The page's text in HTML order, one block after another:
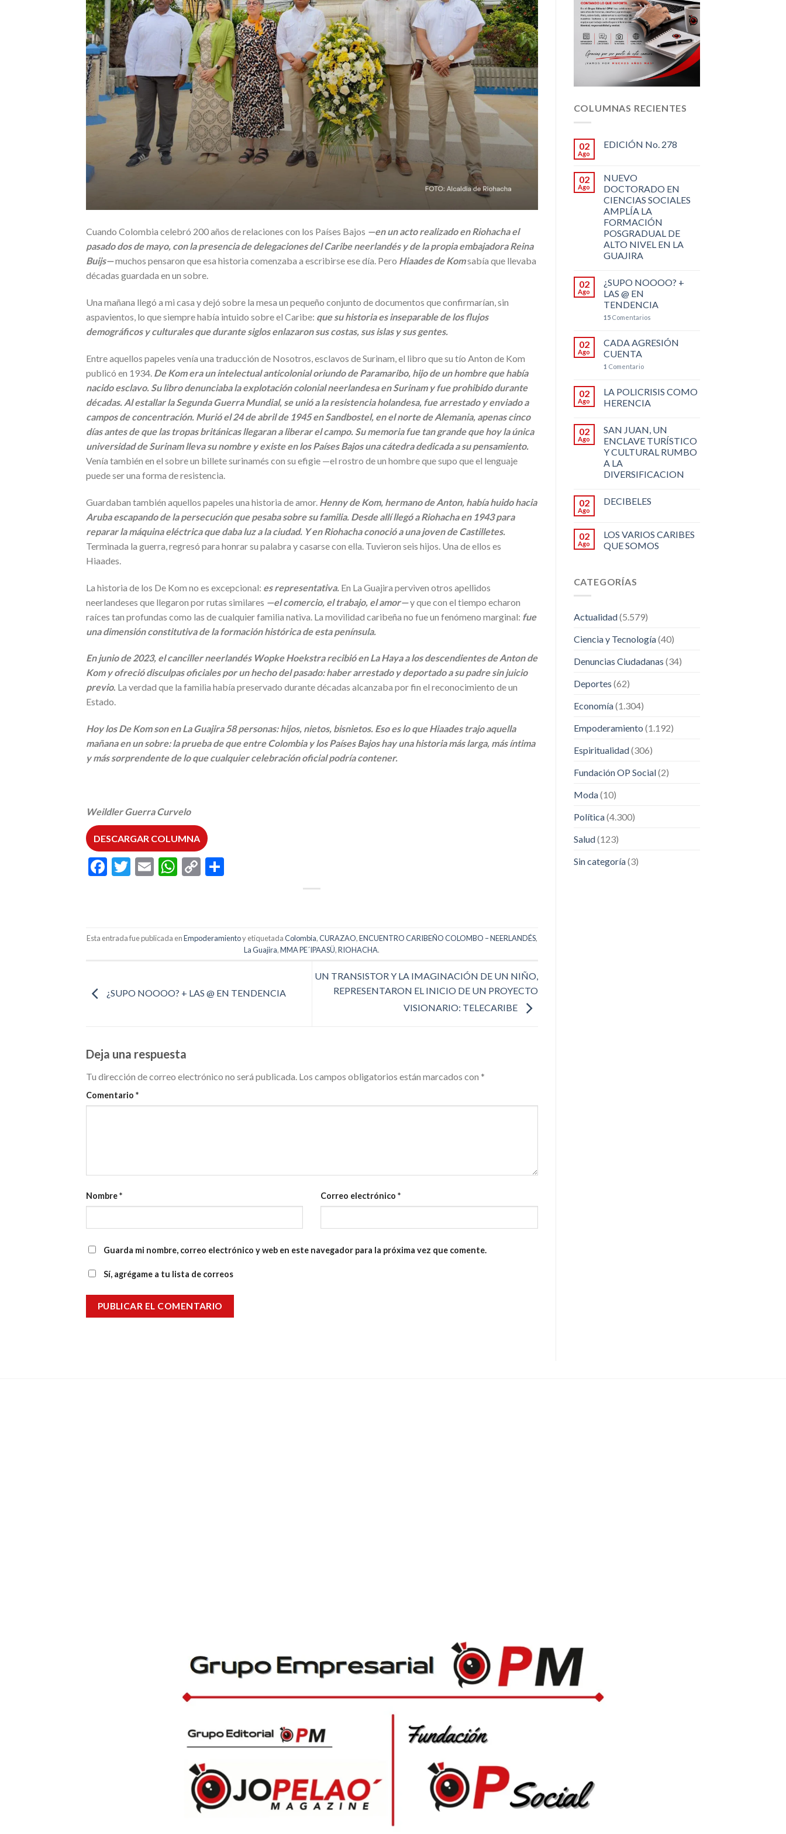
Cuando Colombia celebró 200 años de relaciones con los Países Bajos —en un acto realizado en Riohacha el
pasado dos de mayo, con la presencia de delegaciones del Caribe neerlandés y de la propia embajadora Reina
Buijs—muchos pensaron que esa historia comenzaba a escribirse ese día. Pero Hiaades de Komsabía que llevaba
décadas guardada en un sobre.
Una mañana llegó a mi casa y dejó sobre la mesa un pequeño conjunto de documentos que confirmarían, sin
aspavientos, lo que siempre había intuido sobre el Caribe: que su historia es inseparable de los flujos
demográficos y culturales que durante siglos enlazaron sus costas, sus islas y sus gentes.
Entre aquellos papeles venía una traducción de Nosotros, esclavos de Surinam, el libro que su tío Anton de Kom
publicó en 1934. De Kom era un intelectual anticolonial oriundo de Paramaribo, hijo de un hombre que había
nacido esclavo. Su libro denunciaba la explotación colonial neerlandesa en Surinam y fue prohibido durante
décadas. Al estallar la Segunda Guerra Mundial, se unió a la resistencia holandesa, fue arrestado y enviado a
campos de concentración. Murió el 24 de abril de 1945 en Sandbostel, en el norte de Alemania, apenas cinco
días antes de que las tropas británicas llegaran a liberar el campo. Su memoria fue tan grande que hoy la única
universidad de Surinam lleva su nombre y existe en los Países Bajos una cátedra dedicada a su pensamiento.
Venía también en el sobre un billete surinamés con su efigie —el rostro de un hombre que supo que el lenguaje
puede ser una forma de resistencia.
Guardaban también aquellos papeles una historia de amor. Henny de Kom, hermano de Anton, había huido hacia
Aruba escapando de la persecución que pesaba sobre su familia. Desde allí llegó a Riohacha en 1943 para
reparar la máquina eléctrica que daba luz a la ciudad. Y en Riohacha conoció a una joven de Castilletes.
Terminada la guerra, regresó para honrar su palabra y casarse con ella. Tuvieron seis hijos. Una de ellos es
Hiaades.
La historia de los De Kom no es excepcional: es representativa. En La Guajira perviven otros apellidos
neerlandeses que llegaron por rutas similares —el comercio, el trabajo, el amor—y que con el tiempo echaron
raíces tan profundas como las de cualquier familia nativa. La movilidad caribeña no fue un fenómeno marginal: fue
una dimensión constitutiva de la formación histórica de esta península.
En junio de 2023, el canciller neerlandés Wopke Hoekstra recibió en La Haya a los descendientes de Anton de
Kom y ofreció disculpas oficiales por un hecho del pasado: haber arrestado y deportado a su padre sin juicio
previo. La verdad que la familia había preservado durante décadas alcanzaba por fin el reconocimiento de un
Estado.
Hoy los De Kom son en La Guajira 58 personas: hijos, nietos, bisnietos. Eso es lo que Hiaades trajo aquella
mañana en un sobre: la prueba de que entre Colombia y los Países Bajos hay una historia más larga, más íntima
y más sorprendente de lo que cualquier celebración oficial podría contener.
Weildler Guerra Curvelo
DESCARGAR COLUMNA
Facebook
Twitter
EmailWhatsApp
Copy
Esta entrada fue publicada enEmpoderamientoy etiquetadaColombia,CURAZAO,ENCUENTRO CARIBEÑO COLOMBO – NEERLANDÉS,
La Guajira,MMA PE´IPAASÜ,RIOHACHA.
¿SUPO NOOOO? + LAS @ EN TENDENCIA
UN TRANSISTOR Y LA IMAGINACIÓN DE UN NIÑO,
REPRESENTARON EL INICIO DE UN PROYECTO
VISIONARIO: TELECARIBE
Deja una respuesta
Tu dirección de correo electrónico no será publicada. Los campos obligatorios están marcados con *
Comentario *
Nombre* Correo electrónico*
Guarda mi nombre, correo electrónico y web en este navegador para la próxima vez que comente.
Sí, agrégame a tu lista de correos
COLUMNAS RECIENTES
02
Ago
EDICIÓN No. 278
02
Ago
NUEVO
DOCTORADO EN
CIENCIAS SOCIALES
AMPLÍA LA
FORMACIÓN
POSGRADUAL DE
ALTO NIVEL EN LA
GUAJIRA
02
Ago
¿SUPO NOOOO? +
LAS @ EN
TENDENCIA
15Comentarios
02
Ago
CADA AGRESIÓN
CUENTA
1 Comentario
02
Ago
LA POLICRISIS COMO
HERENCIA
02
Ago
SAN JUAN, UN
ENCLAVE TURÍSTICO
Y CULTURAL RUMBO
A LA
DIVERSIFICACION
02
Ago
DECIBELES
02
Ago
LOS VARIOS CARIBES
QUE SOMOS
CATEGORÍAS
Actualidad(5.579)
Ciencia y Tecnología(40)
Denuncias Ciudadanas (34)
Deportes (62)
Economía(1.304)
Empoderamiento (1.192)
Espiritualidad(306)
Fundación OP Social(2)
Moda(10)
Política(4.300)
Salud(123)
Sin categoría(3)